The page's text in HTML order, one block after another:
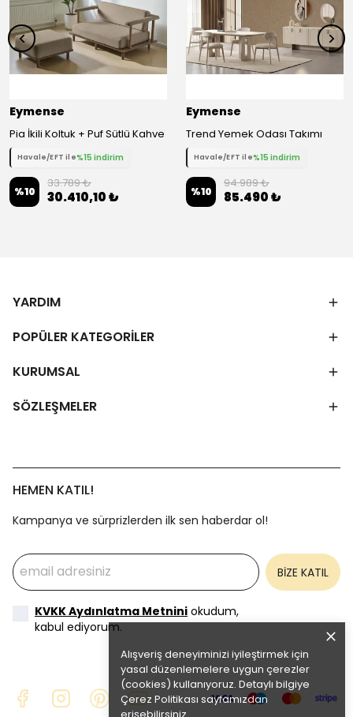
Alışveriş deneyiminizi iyileştirmek için
yasal düzenlemelere uygun çerezler
(cookies) kullanıyoruz. Detaylı bilgiye
Çerez Politikası sayfamızdan
Eymense
Pia İkili Koltuk + Puf Sütlü Kahve
Havale/EFT ile%15 indirim
%10
33.789 ₺
30.410,10 ₺
Eymense
Trend Yemek Odası Takımı
Havale/EFT ile%15 indirim
%10
94.989 ₺
85.490 ₺
YARDIM
POPÜLER KATEGORİLER
KURUMSAL
SÖZLEŞMELER
HEMEN KATIL!
Kampanya ve sürprizlerden ilk sen haberdar ol!
BİZE KATIL
KVKK Aydınlatma Metnini okudum,
kabul ediyorum.